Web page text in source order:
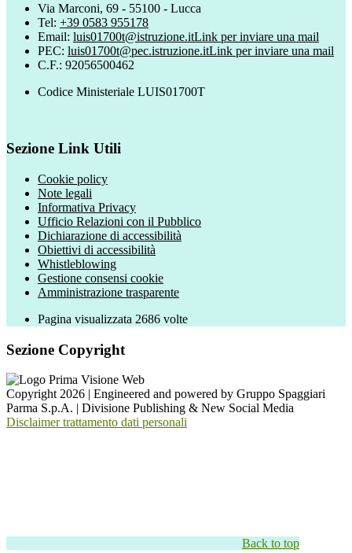
Via Marconi, 69 - 55100 - Lucca
Tel: +39 0583 955178
Email: luis01700t@istruzione.itLink per inviare una mail
PEC: luis01700t@pec.istruzione.itLink per inviare una mail
C.F.: 92056500462
Codice Ministeriale LUIS01700T
Sezione Link Utili
Cookie policy
Note legali
Informativa Privacy
Ufficio Relazioni con il Pubblico
Dichiarazione di accessibilità
Obiettivi di accessibilità
Whistleblowing
Gestione consensi cookie
Amministrazione trasparente
Pagina visualizzata 2686 volte
Sezione Copyright
Copyright 2026 | Engineered and powered by Gruppo Spaggiari
Parma S.p.A. | Divisione Publishing & New Social Media
Disclaimer trattamento dati personali
Back to top